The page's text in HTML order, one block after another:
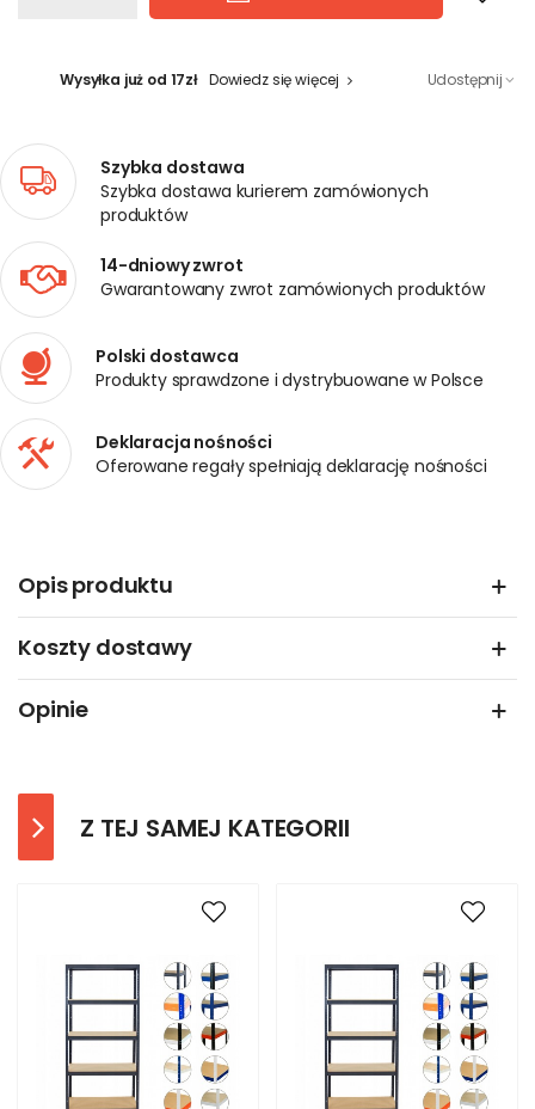
Wysyłka już od 17zł Dowiedz się więcej Udostępnij
Szybka dostawa
Szybka dostawa kurierem zamówionych
produktów
14-dniowy zwrot
Gwarantowany zwrot zamówionych produktów
Polski dostawca
Produkty sprawdzone i dystrybuowane w Polsce
Deklaracja nośności
Oferowane regały spełniają deklarację nośności
Opis produktu
Koszty dostawy
Opinie
Z TEJ SAMEJ KATEGORII